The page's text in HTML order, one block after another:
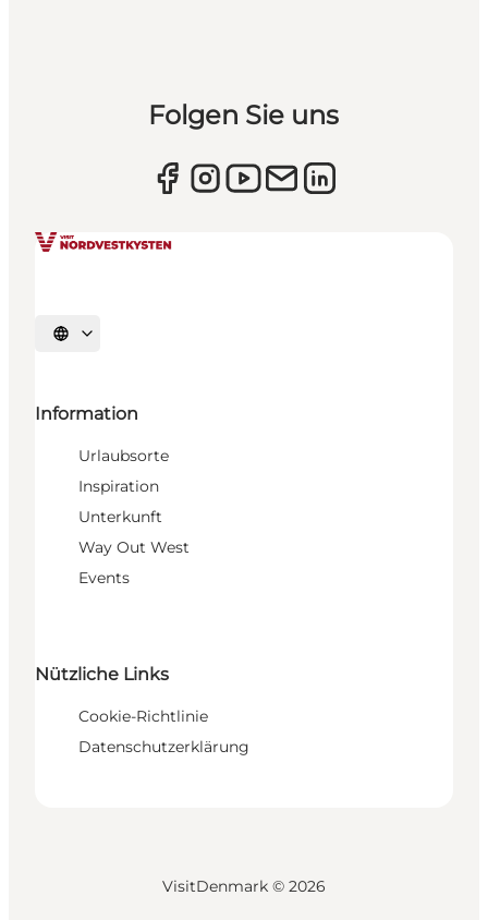
Folgen Sie uns
Sprache auswählen
Information
Urlaubsorte
Inspiration
Unterkunft
Way Out West
Events
Nützliche Links
Cookie-Richtlinie
Datenschutzerklärung
VisitDenmark © 2026